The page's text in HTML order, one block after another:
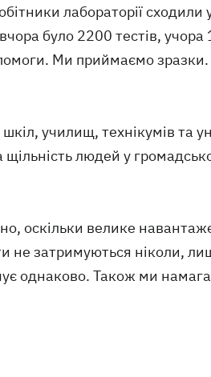
лабораторії сходили
було 2200 тестів,
Ми приймаємо зразки.
училищ, технікумів та
щільність людей у
оскільки велике
не затримуються ніколи,
однаково. Також ми